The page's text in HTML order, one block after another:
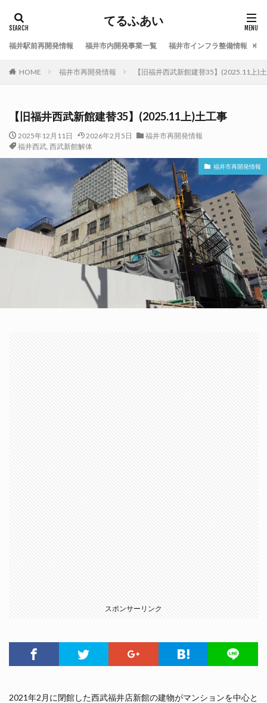
てるふあい
福井駅前再開発情報 福井市内開発事業一覧 福井市インフラ整備情報
HOME 福井市再開発情報 【旧福井西武新館建替35】(2025.11上)
【旧福井西武新館建替35】(2025.11上)土工事
2025年12月11日 2026年2月5日
福井市再開発情報
福井西武, 西武新館解体
福井市再開発情報
スポンサーリンク
2021年2月に閉館した西武福井店新館の建物がマンションを中心と